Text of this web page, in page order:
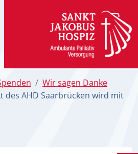
Wir sagen Danke
des AHD Saarbrücken wird mit